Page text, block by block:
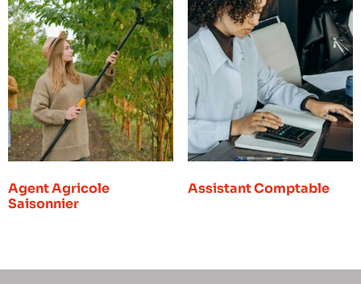
Agent Agricole
Saisonnier
Assistant Comptable